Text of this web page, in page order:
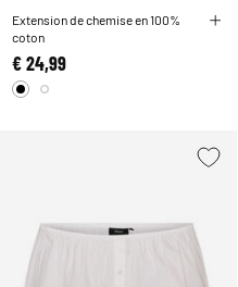
Extension de chemise en 100%
coton
€ 24,99